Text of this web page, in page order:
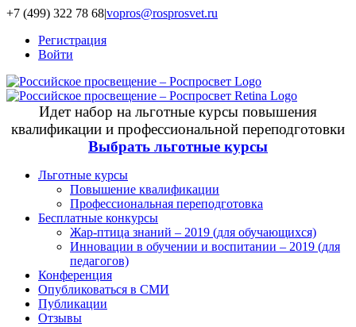
+7 (499) 322 78 68|vopros@rosprosvet.ru
Регистрация
Войти
Идет набор на льготные курсы повышения
квалификации и профессиональной переподготовки
Выбрать льготные курсы
Льготные курсы
Повышение квалификации
Профессиональная переподготовка
Бесплатные конкурсы
Жар-птица знаний – 2019 (для обучающихся)
Инновации в обучении и воспитании – 2019 (для
педагогов)
Конференция
Опубликоваться в СМИ
Публикации
Отзывы